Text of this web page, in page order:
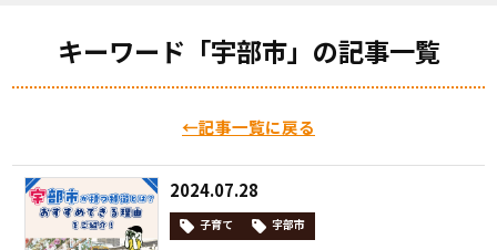
キーワード「宇部市」の記事一覧
←記事一覧に戻る
2024.07.28
子育て 宇部市